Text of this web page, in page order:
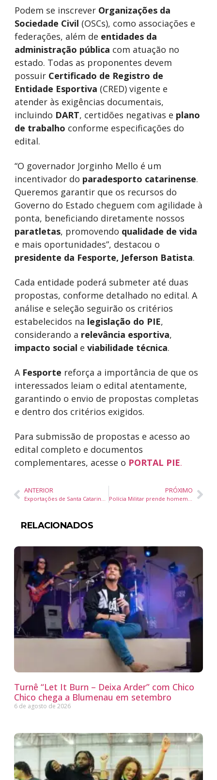
Podem se inscrever Organizações da
Sociedade Civil (OSCs), como associações e
federações, além de entidades da
administração pública com atuação no
estado. Todas as proponentes devem
possuir Certificado de Registro de
Entidade Esportiva (CRED) vigente e
atender às exigências documentais,
incluindo DART, certidões negativas e plano
de trabalho conforme especificações do
edital.
“O governador Jorginho Mello é um
incentivador do paradesporto catarinense.
Queremos garantir que os recursos do
Governo do Estado cheguem com agilidade à
ponta, beneficiando diretamente nossos
paratletas, promovendo qualidade de vida
e mais oportunidades”, destacou o
presidente da Fesporte, Jeferson Batista.
Cada entidade poderá submeter até duas
propostas, conforme detalhado no edital. A
análise e seleção seguirão os critérios
estabelecidos na legislação do PIE,
considerando a relevância esportiva,
impacto social e viabilidade técnica.
A Fesporte reforça a importância de que os
interessados leiam o edital atentamente,
garantindo o envio de propostas completas
e dentro dos critérios exigidos.
Para submissão de propostas e acesso ao
edital completo e documentos
complementares, acesse o PORTAL PIE.
ANTERIOR
Exportações de Santa Catarina crescem 5% e alcançam US$ 9 bilhões em 2025
PRÓXIMO
Polícia Militar prende homem por tráfico e corrupção de menor e apreende adolescente em Camboriú
RELACIONADOS
Turnê “Let It Burn – Deixa Arder” com Chico
Chico chega a Blumenau em setembro
6 de agosto de 2026